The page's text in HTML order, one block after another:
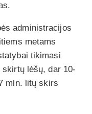
administracijos
metams
tikimasi
skirtų lėšų, dar 10-
mln. litų skirs